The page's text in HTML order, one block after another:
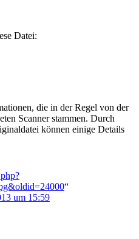
Datei:
die in der Regel von der
Scanner stammen. Durch
können einige Details
“
um 15:59